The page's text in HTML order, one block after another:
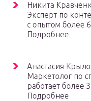
Никита
Эксперт по
с опытом более
Подробнее
Анастасия
Маркетолог по
работает более
Подробнее